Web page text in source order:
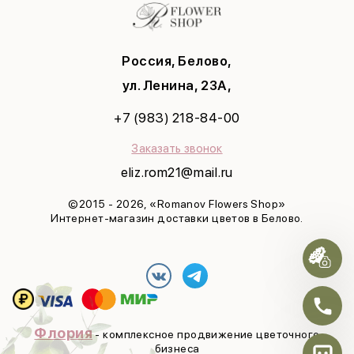
Россия, Белово,
ул. Ленина, 23А,
+7 (983) 218-84-00
Заказать звонок
eliz.rom21@mail.ru
©2015 - 2026, «Romanov Flowers Shop»
Интернет-магазин доставки цветов в Белово.
Соглашение на рекламу
С днем рождения
Флория- комплексное продвижение цветочного
бизнеса